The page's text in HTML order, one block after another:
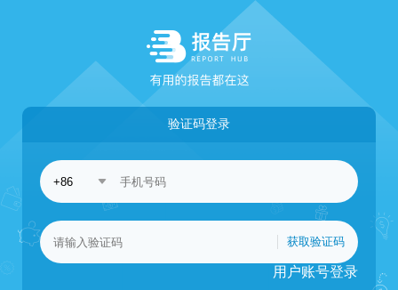
验证码登录
获取验证码
用户账号登录